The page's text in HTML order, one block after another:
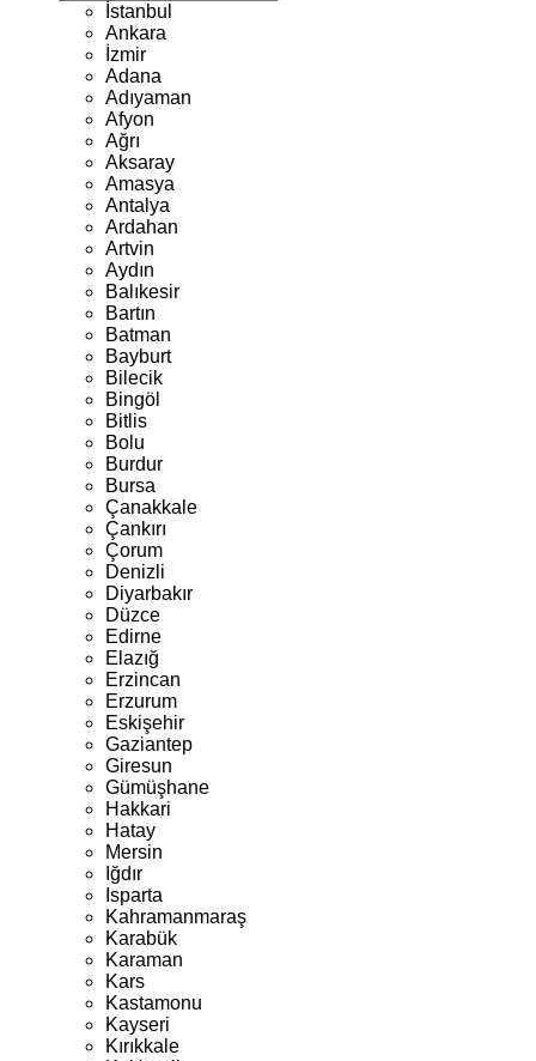
İstanbul
Ankara
İzmir
Adana
Adıyaman
Afyon
Ağrı
Aksaray
Amasya
Antalya
Ardahan
Artvin
Aydın
Balıkesir
Bartın
Batman
Bayburt
Bilecik
Bingöl
Bitlis
Bolu
Burdur
Bursa
Çanakkale
Çankırı
Çorum
Denizli
Diyarbakır
Düzce
Edirne
Elazığ
Erzincan
Erzurum
Eskişehir
Gaziantep
Giresun
Gümüşhane
Hakkari
Hatay
Mersin
Iğdır
Isparta
Kahramanmaraş
Karabük
Karaman
Kars
Kastamonu
Kayseri
Kırıkkale